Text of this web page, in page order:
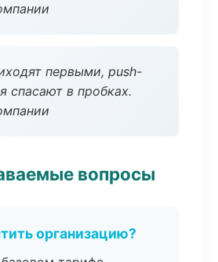
первыми, push-
спасают в пробках.
вопросы
организацию?